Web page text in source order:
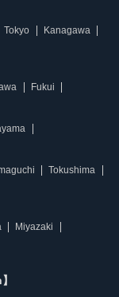
Tokyo
Kanagawa
Fukui
Tokushima
Miyazaki